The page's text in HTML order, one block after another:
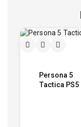
Persona 5
Tactica PS5